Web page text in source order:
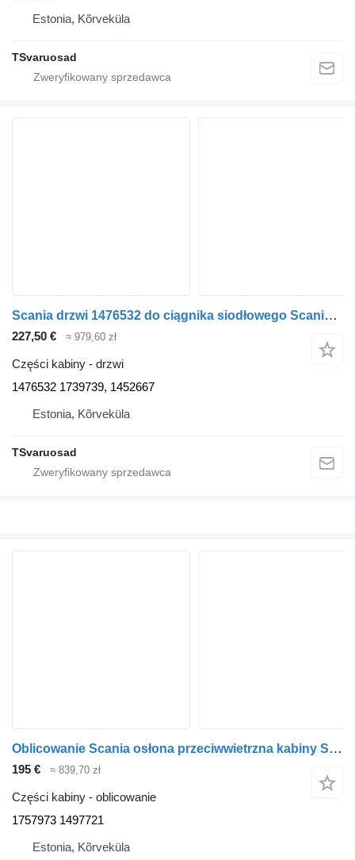
Estonia, Kõrveküla
TSvaruosad
Scania drzwi 1476532 do ciągnika siodłowego Scania P94
227,50 € ≈ 979,60 zł
Części kabiny - drzwi
1476532 1739739, 1452667
Estonia, Kõrveküla
TSvaruosad
Oblicowanie Scania osłona przeciwwietrzna kabiny Scania, dach 1757973 do ciągnika siodłowego Scania P94
195 € ≈ 839,70 zł
Części kabiny - oblicowanie
1757973 1497721
Estonia, Kõrveküla